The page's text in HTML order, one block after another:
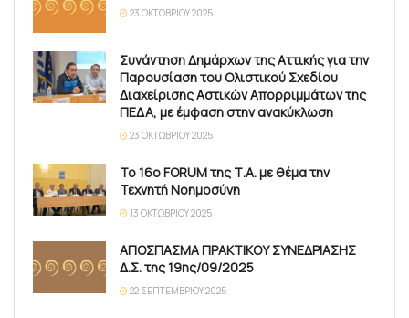
23 ΟΚΤΩΒΡΊΟΥ 2025
Συνάντηση Δημάρχων της Αττικής για την
Παρουσίαση του Ολιστικού Σχεδίου
Διαχείρισης Αστικών Απορριμμάτων της
ΠΕΔΑ, με έμφαση στην ανακύκλωση
23 ΟΚΤΩΒΡΊΟΥ 2025
Το 16ο FORUM της Τ.Α. με θέμα την
Τεχνητή Νοημοσύνη
13 ΟΚΤΩΒΡΊΟΥ 2025
ΑΠΟΣΠΑΣΜΑ ΠΡΑΚΤΙΚΟΥ ΣΥΝΕΔΡΙΑΣΗΣ
Δ.Σ. της 19ης/09/2025
22 ΣΕΠΤΕΜΒΡΊΟΥ 2025